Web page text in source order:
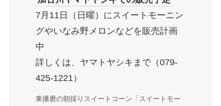
7月11日（日曜）にスイートモーニン
グやいなみ野メロンなどを販売計画
中
詳しくは、ヤマトヤシキまで（079-
425-1221）
東播磨の朝採りスイートコーン「スイートモー